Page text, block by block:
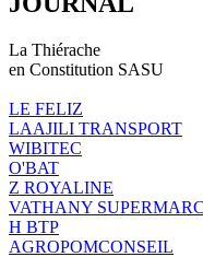
La Thiérache
en Constitution SASU
LE FELIZ
LAAJILI TRANSPORT
WIBITEC
O'BAT
Z ROYALINE
VATHANY
H BTP
AGROPOMCONSEIL